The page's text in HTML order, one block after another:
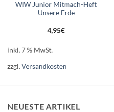
WIW Junior Mitmach-Heft
Unsere Erde
4,95€
inkl. 7 % MwSt.
zzgl.Versandkosten
NEUESTE ARTIKEL